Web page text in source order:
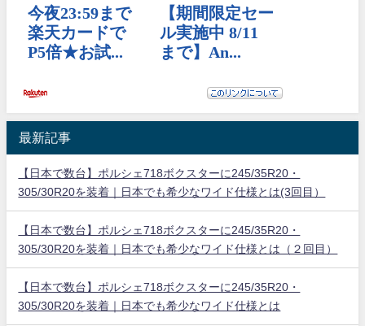
最新記事
【日本で数台】ポルシェ718ボクスターに245/35R20・
305/30R20を装着｜日本でも希少なワイド仕様とは(3回目）
【日本で数台】ポルシェ718ボクスターに245/35R20・
305/30R20を装着｜日本でも希少なワイド仕様とは（２回目）
【日本で数台】ポルシェ718ボクスターに245/35R20・
305/30R20を装着｜日本でも希少なワイド仕様とは